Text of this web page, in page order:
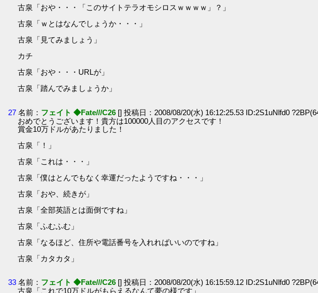
古泉「おや・・・「このサイトテラオモシロスｗｗｗｗ」？」
古泉「ｗとはなんでしょうか・・・」
古泉「見てみましょう」
カチ
古泉「おや・・・URLが」
古泉「踏んでみましょうか」
27 名前： フェイト ◆Fate///C26 [] 投稿日：2008/08/20(水) 16:12:25.53 ID:2S1uNlfd0
おめでとうございます！貴方は100000人目のアクセスです！
賞金10万ドルがあたりました！
古泉「！」
古泉「これは・・・」
古泉「僕はとんでもなく幸運だったようですね・・・」
古泉「おや、続きが」
古泉「全部英語とは面倒ですね」
古泉「ふむふむ」
古泉「なるほど、住所や電話番号を入れればいいのですね」
古泉「カタカタ」
33 名前： フェイト ◆Fate///C26 [] 投稿日：2008/08/20(水) 16:15:59.12 ID:2S1uNlfd0
古泉「これで10万ドルがもらえるなんて夢の様です」